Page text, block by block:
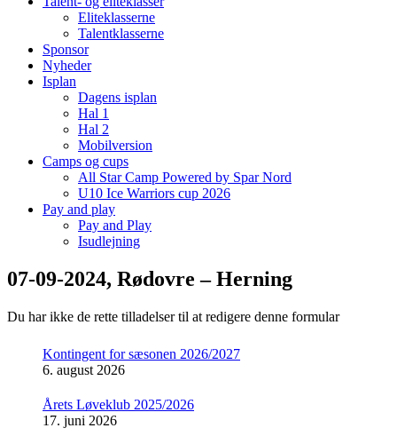
Eliteklasserne
Talentklasserne
Sponsor
Nyheder
Isplan
Dagens isplan
Hal 1
Hal 2
Mobilversion
Camps og cups
All Star Camp Powered by Spar Nord
U10 Ice Warriors cup 2026
Pay and play
Pay and Play
Isudlejning
07-09-2024, Rødovre – Herning
Du har ikke de rette tilladelser til at redigere denne formular
Kontingent for sæsonen 2026/2027
6. august 2026
Årets Løveklub 2025/2026
17. juni 2026